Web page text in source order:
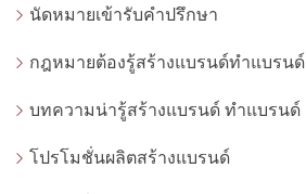
นัดหมายเข้ารับคำปรึกษา
กฎหมายต้องรู้สร้างแบรนด์ทำแบรนด์
บทความน่ารู้สร้างแบรนด์ ทำแบรนด์
โปรโมชั่นผลิตสร้างแบรนด์